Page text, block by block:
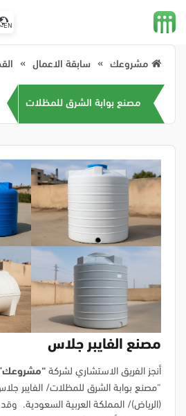
EN
مشروعك سابقة الاعمال
مصنع بوابة الشرق للمظلات
مصنع الفايبر جلاس
أنجز الفريق الاستشاري لشركة
“مصنع بوابة الشرق للمظلات/ الفايبر
(الرياض)/ المملكة العربية السعودية.